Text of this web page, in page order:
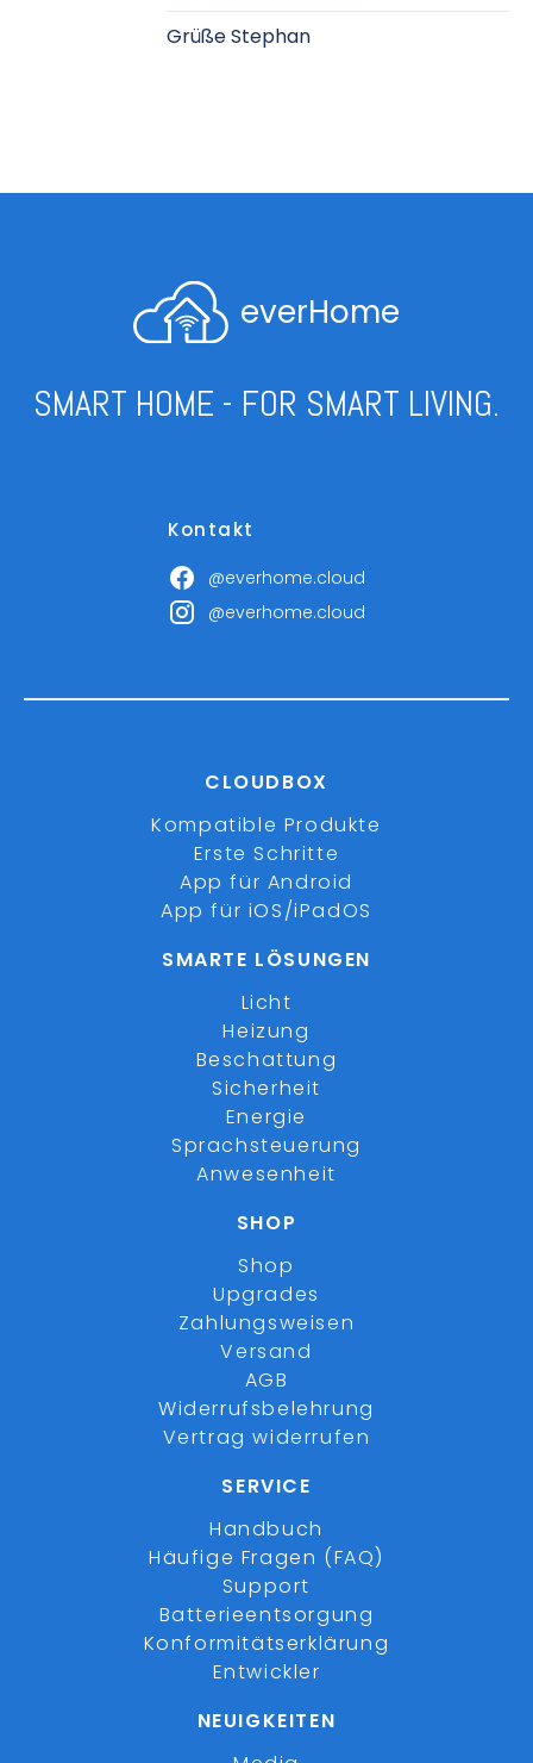
Grüße Stephan
everHome
SMART HOME - FOR SMART LIVING.
Kontakt
@everhome.cloud
@everhome.cloud
CLOUDBOX
Kompatible Produkte
Erste Schritte
App für Android
App für iOS/iPadOS
SMARTE LÖSUNGEN
Licht
Heizung
Beschattung
Sicherheit
Energie
Sprachsteuerung
Anwesenheit
SHOP
Shop
Upgrades
Zahlungsweisen
Versand
AGB
Widerrufsbelehrung
Vertrag widerrufen
SERVICE
Handbuch
Häufige Fragen (FAQ)
Support
Batterieentsorgung
Konformitätserklärung
Entwickler
NEUIGKEITEN